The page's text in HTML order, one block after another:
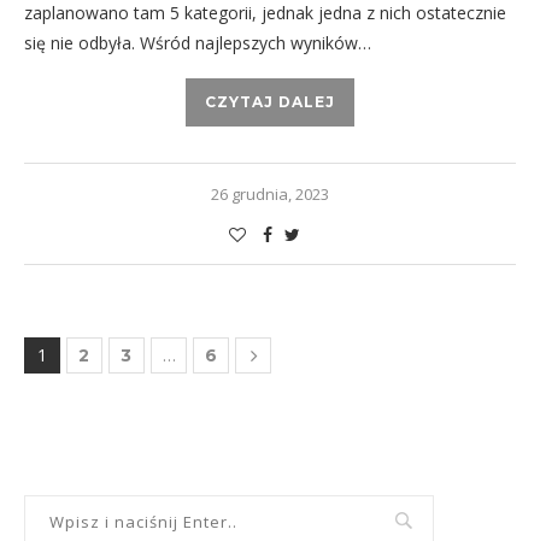
zaplanowano tam 5 kategorii, jednak jedna z nich ostatecznie
się nie odbyła. Wśród najlepszych wyników…
CZYTAJ DALEJ
26 grudnia, 2023
1 2 3 … 6